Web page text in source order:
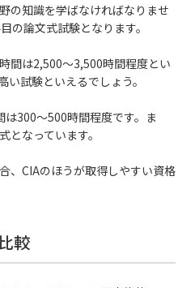
の知識を学ばなければなりませ
の論文式試験となります。
間は2,500〜3,500時間程度とい
試験といえるでしょう。
300〜500時間程度です。ま
となっています。
、CIAのほうが取得しやすい資格
較